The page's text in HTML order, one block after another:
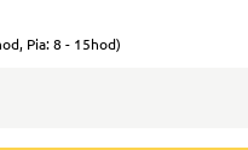
, Pia: 8 - 15hod)